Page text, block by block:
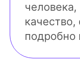
подробно